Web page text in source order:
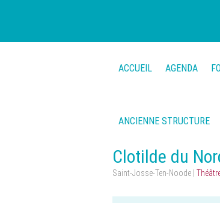
ACCUEIL AGENDA
ANCIENNE STRUCTURE
Clotilde du
Saint-Josse-Ten-Noode |